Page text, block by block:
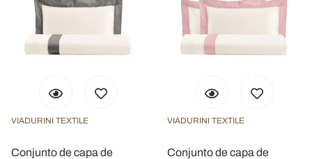
VIADURINI TEXTILE
Conjunto de capa de
VIADURINI TEXTILE
Conjunto de capa de